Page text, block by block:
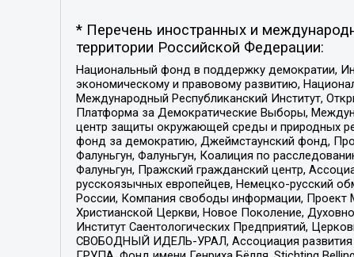
* Перечень иностранных и
территории Российской Федерации:
Национальный фонд в поддержку демократии,
экономическому и правовому развитию,
Международный Республиканский Институт,
Платформа за Демократические Выборы,
центр защиты окружающей среды и природных
фонд за демократию, Джеймстаунский фонд,
Фалуньгун, Фалуньгун, Коалиция по
Фалуньгун, Пражский гражданский центр,
русскоязычных европейцев, Немецко-русский
России, Компания свободы информации, Проект
Христианской Церкви, Новое Поколение,
Институт Саентологических Предприятий,
СВОБОДНЫЙ ИДЕЛЬ-УРАЛ, Ассоциация развития